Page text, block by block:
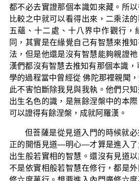
都不必去實證那個本識如來藏。所
比較之中就可以看得出來，二乘法
五蘊、十二處、十八界中作觀行，
同，其實是在緣覺自己有智慧來推
法，但是他還是沒有智慧能夠親證
漢們都沒有智慧去推知有那個本識
學的過程當中曾經從 佛陀那裡親聞
此不害怕斷除我見與我執。他們只
出生名色的識，是無餘涅槃中的本
可以證得有餘涅槃，成就阿羅漢。
但菩薩是從見道入門的時候就
正的開悟見道—明心—才算是進入了
出生般若實相的智慧。還沒有見道以
不是依實相般若智慧在修行，都是